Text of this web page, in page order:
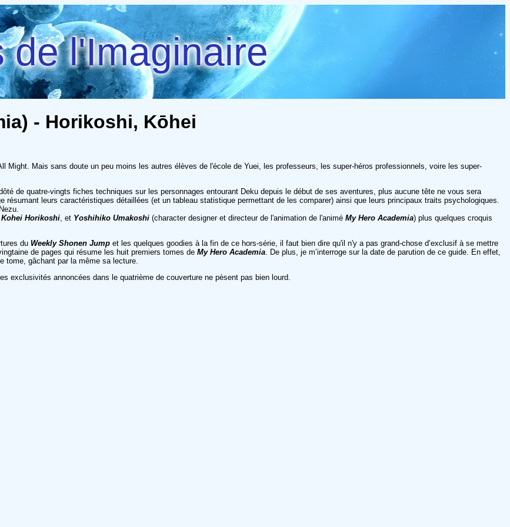
de l'Imaginaire
- Horikoshi, Kōhei
Might. Mais sans doute un peu moins les autres élèves de l'école de Yuei, les professeurs, les super-héros professionnels, voire les super-
de quatre-vingts fiches techniques sur les personnages entourant Deku depuis le début de ses aventures, plus aucune tête ne vous sera
leurs caractéristiques détaillées (et un tableau statistique permettant de les comparer) ainsi que leurs principaux traits psychologiques.
Kohei Horikoshi , et Yoshihiko Umakoshi (character designer et directeur de l'animation de l'animé My Hero Academia) plus quelques croquis
du Weekly Shonen Jump et les quelques goodies à la fin de ce hors-série, il faut bien dire qu'il n'y a pas grand-chose d’exclusif à se mettre
de pages qui résume les huit premiers tomes de My Hero Academia . De plus, je m’interroge sur la date de parution de ce guide. En effet,
tome, gâchant par la même sa lecture.
exclusivités annoncées dans le quatrième de couverture ne pèsent pas bien lourd.